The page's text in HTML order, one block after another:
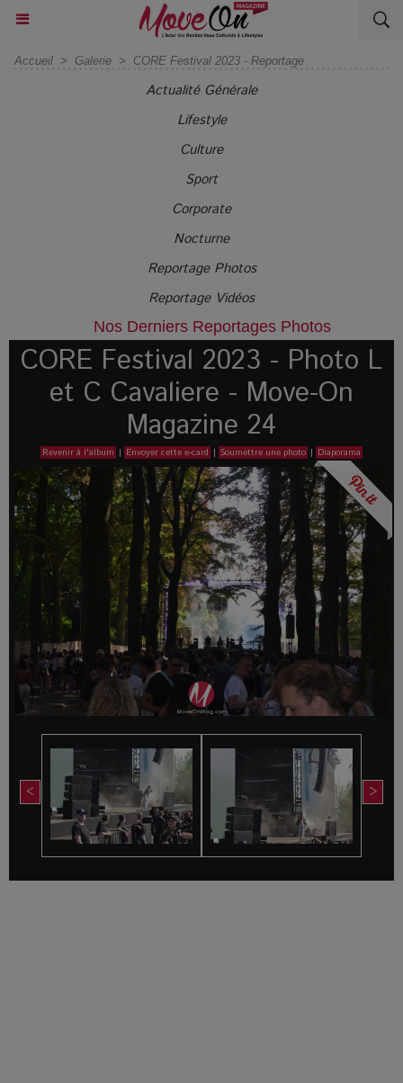
Accueil > Galerie > CORE Festival 2023 - Reportage
Actualité Générale
Lifestyle
Culture
Sport
Corporate
Nocturne
Reportage Photos
Reportage Vidéos
Nos Derniers Reportages Photos
CORE Festival 2023 - Photo L
et C Cavaliere - Move-On
Magazine 24
Revenir à l'album | Envoyer cette e-card | Soumettre une photo | Diaporama
< >